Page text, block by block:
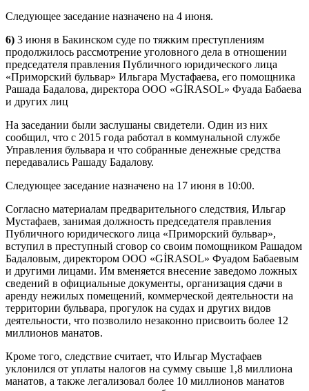
Следующее заседание назначено на 4 июня.
6) 3 июня в Бакинском суде по тяжким преступлениям
продолжилось рассмотрение уголовного дела в отношении
председателя правления Публичного юридического лица
«Приморский бульвар» Ильгара Мустафаева, его помощника
Рашада Бадалова, директора ООО «GİRASOL» Фуада Бабаева
и других лиц
На заседании были заслушаны свидетели. Один из них
сообщил, что с 2015 года работал в коммунальной службе
Управления бульвара и что собранные денежные средства
передавались Рашаду Бадалову.
Следующее заседание назначено на 17 июня в 10:00.
Согласно материалам предварительного следствия, Ильгар
Мустафаев, занимая должность председателя правления
Публичного юридического лица «Приморский бульвар»,
вступил в преступный сговор со своим помощником Рашадом
Бадаловым, директором ООО «GİRASOL» Фуадом Бабаевым
и другими лицами. Им вменяется внесение заведомо ложных
сведений в официальные документы, организация сдачи в
аренду нежилых помещений, коммерческой деятельности на
территории бульвара, прогулок на судах и других видов
деятельности, что позволило незаконно присвоить более 12
миллионов манатов.
Кроме того, следствие считает, что Ильгар Мустафаев
уклонился от уплаты налогов на сумму свыше 1,8 миллиона
манатов, а также легализовал более 10 миллионов манатов